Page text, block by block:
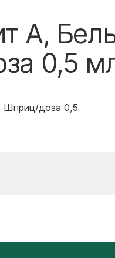
А,
0,5
Шприц/доза 0,5